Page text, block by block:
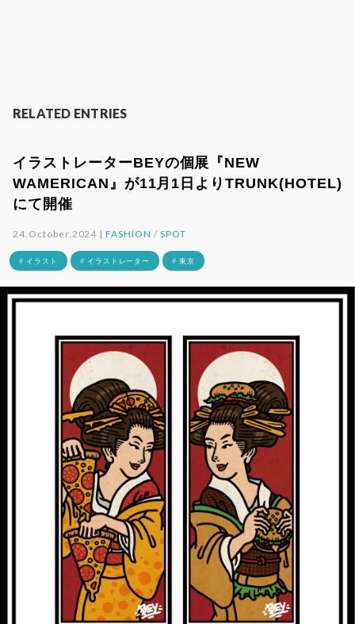
RELATED ENTRIES
イラストレーターBEYの個展『NEW
WAMERICAN』が11月1日よりTRUNK(HOTEL)
にて開催
24.October.2024 |FASHION / SPOT
# イラスト # イラストレーター # 東京